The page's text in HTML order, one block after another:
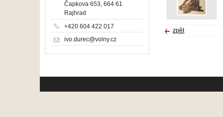
zpět
Čapkova 653, 664 61
Rajhrad
+420 604 422 017
ivo.durec@volny.cz